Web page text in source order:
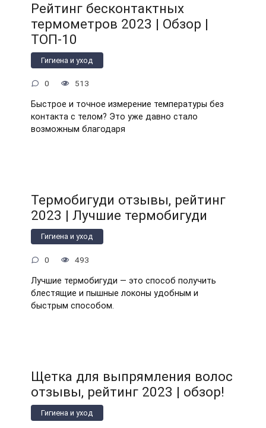
Рейтинг бесконтактных
термометров 2023 | Обзор |
ТОП-10
Гигиена и уход
0 513
Быстрое и точное измерение температуры без
контакта с телом? Это уже давно стало
возможным благодаря
Термобигуди отзывы, рейтинг
2023 | Лучшие термобигуди
Гигиена и уход
0 493
Лучшие термобигуди — это способ получить
блестящие и пышные локоны удобным и
быстрым способом.
Щетка для выпрямления волос
отзывы, рейтинг 2023 | обзор!
Гигиена и уход